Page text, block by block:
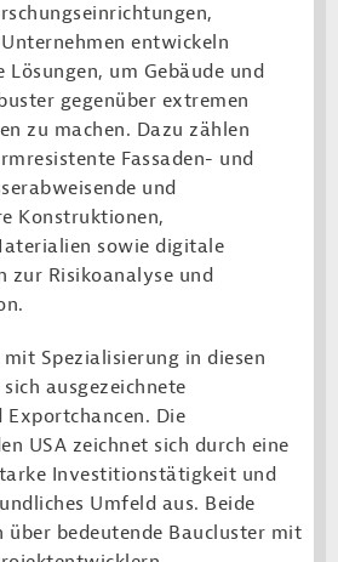
entwickeln
um Gebäude und
gegenüber extremen
zu machen. Dazu zählen
Fassaden- und
und
Konstruktionen,
sowie digitale
zur Risikoanalyse und
Spezialisierung in diesen
ausgezeichnete
Die
USA zeichnet sich durch eine
Investitionstätigkeit und
Umfeld aus. Beide
über bedeutende Baucluster mit